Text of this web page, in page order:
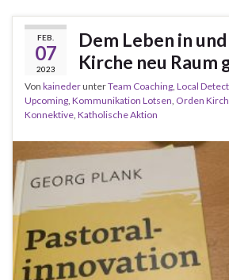
FEB.
07
2023
Dem Leben in
Kirche neu Raum
Von kainederunterTeam Coaching, Local
Upcoming, Kommunikation Lotsen, Orden
Konnektive, Katholische Aktion